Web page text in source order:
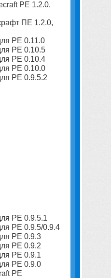
PE 1.2.0,
ПЕ 1.2.0,
PE 0.11.0
PE 0.10.5
PE 0.10.4
PE 0.10.0
PE 0.9.5.2
PE 0.9.5.1
PE 0.9.5/0.9.4
PE 0.9.3
PE 0.9.2
PE 0.9.1
PE 0.9.0
PE